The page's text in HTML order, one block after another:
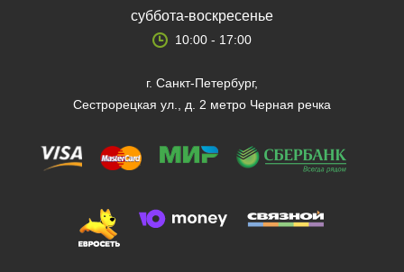
суббота-воскресенье
10:00 - 17:00
г. Санкт-Петербург,
Сестрорецкая ул., д. 2 метро Черная речка